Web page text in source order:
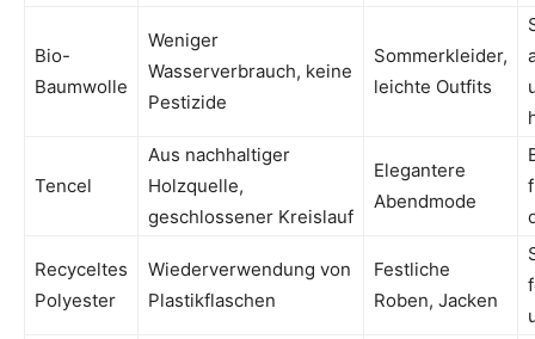
Bio-
Baumwolle
Weniger
Wasserverbrauch, keine
Pestizide
Sommerkleider,
leichte Outfits
Tencel
Aus nachhaltiger
Holzquelle,
geschlossener Kreislauf
Elegantere
Abendmode
Recyceltes
Polyester
Wiederverwendung von
Plastikflaschen
Festliche
Roben, Jacken